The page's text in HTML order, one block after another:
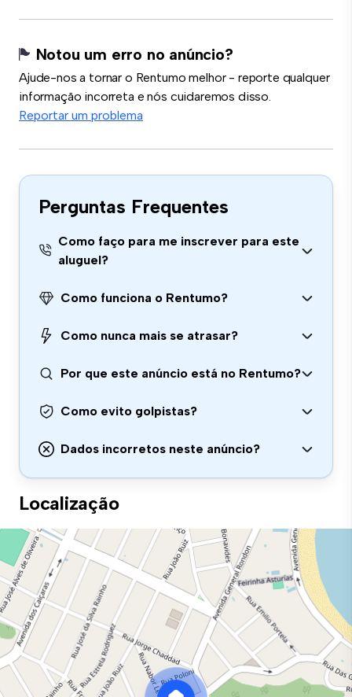
Notou um erro no anúncio?
Ajude-nos a tornar o Rentumo melhor - reporte qualquer
informação incorreta e nós cuidaremos disso.
Reportar um problema
Perguntas Frequentes
Como faço para me inscrever para este
aluguel?
Como funciona o Rentumo?
Como nunca mais se atrasar?
Por que este anúncio está no Rentumo?
Como evito golpistas?
Dados incorretos neste anúncio?
Localização